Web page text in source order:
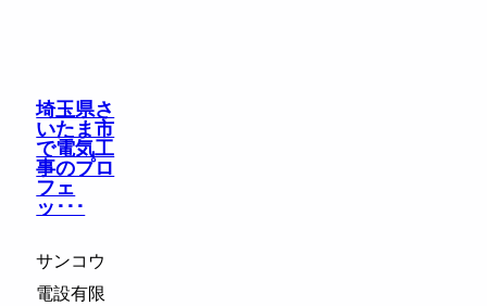
埼玉県さ
いたま市
で電気工
事のプロ
フェ
ッ･･･
サンコウ
電設有限